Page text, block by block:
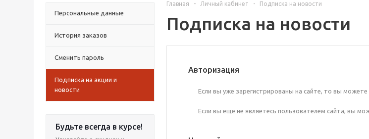
Персональные данные
История заказов
Сменить пароль
Подписка на акции и
новости
Будьте всегда в курсе!
Главная - Личный кабинет - Подписка на новости
Подписка на новости
Авторизация
Если вы уже зарегистрированы на сайте, то вы можете
Если вы еще не являетесь пользователем сайта, вы